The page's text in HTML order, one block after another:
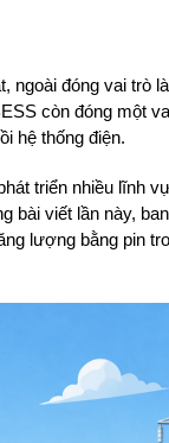
còn đóng một
hệ thống điện.
triển nhiều lĩnh
bài viết lần này,
lượng bằng pin